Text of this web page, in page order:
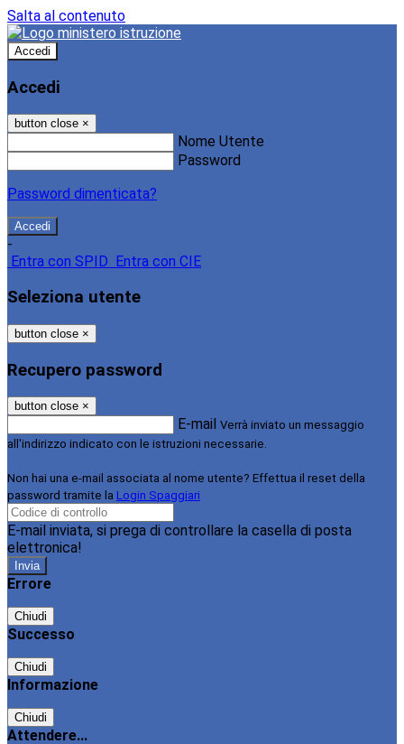
Salta al contenuto
Accedi
Accedi
button close ×
Nome Utente
Password
Password dimenticata?
-
Entra con SPID
Entra con CIE
Seleziona utente
button close ×
Recupero password
button close ×
E-mail Verrà inviato un messaggio
all'indirizzo indicato con le istruzioni necessarie.
Non hai una e-mail associata al nome utente? Effettua il reset della
password tramite la Login Spaggiari
E-mail inviata, si prega di controllare la casella di posta
elettronica!
Errore
Chiudi
Successo
Chiudi
Informazione
Chiudi
Attendere...